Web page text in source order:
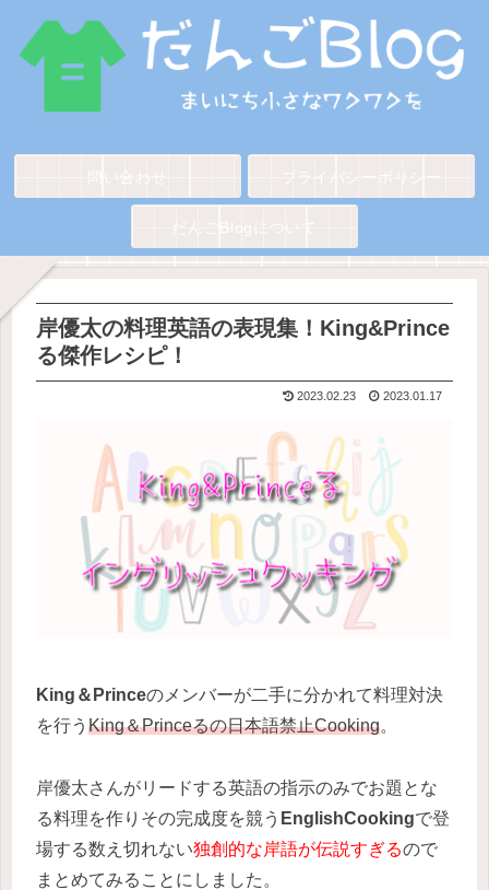
岸優太の料理英語の表現集！King&Prince
る傑作レシピ！
2023.02.23 2023.01.17
King＆Princeのメンバーが二手に分かれて料理対決
を行う King＆Princeるの日本語禁止Cooking。
岸優太さんがリードする英語の指示のみでお題とな
る料理を作りその完成度を競う EnglishCookingで登
場する数え切れない独創的な岸語が伝説すぎるので
まとめてみることにしました。